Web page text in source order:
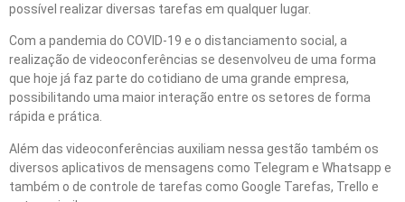
possível realizar diversas tarefas em qualquer lugar.
Com a pandemia do COVID-19 e o distanciamento social, a
realização de videoconferências se desenvolveu de uma forma
que hoje já faz parte do cotidiano de uma grande empresa,
possibilitando uma maior interação entre os setores de forma
rápida e prática.
Além das videoconferências auxiliam nessa gestão também os
diversos aplicativos de mensagens como Telegram e Whatsapp e
também o de controle de tarefas como Google Tarefas, Trello e